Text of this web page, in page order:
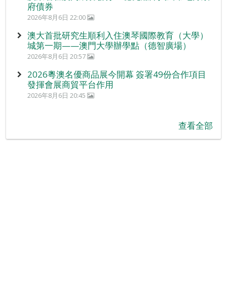
府債券
2026年8月6日 22:00
澳大首批研究生順利入住澳琴國際教育（大學）
城第一期——澳門大學辦學點（德智廣場）
2026年8月6日 20:57
2026粵澳名優商品展今開幕 簽署49份合作項目
發揮會展商貿平台作用
2026年8月6日 20:45
查看全部